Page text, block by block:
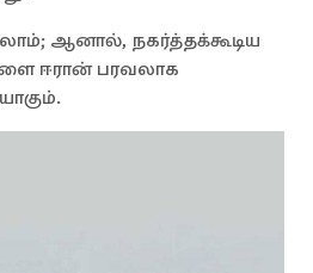
ஆனால், நகர்த்தக்கூடிய
ஈரான் பரவலாக